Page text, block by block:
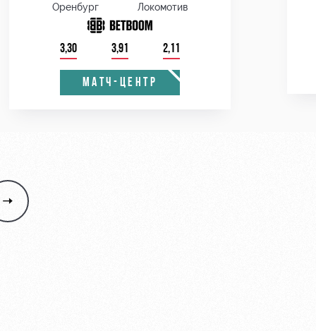
Оренбург Локомотив
3,30 3,91 2,11
МАТЧ-ЦЕНТР